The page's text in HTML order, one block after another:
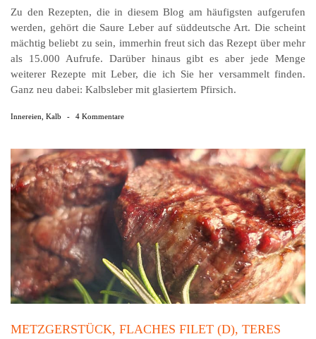
Zu den Rezepten, die in diesem Blog am häufigsten aufgerufen
werden, gehört die Saure Leber auf süddeutsche Art. Die scheint
mächtig beliebt zu sein, immerhin freut sich das Rezept über mehr
als 15.000 Aufrufe. Darüber hinaus gibt es aber jede Menge
weiterer Rezepte mit Leber, die ich Sie her versammelt finden.
Ganz neu dabei: Kalbsleber mit glasiertem Pfirsich.
Innereien Kalb - 4 Kommentare
METZGERSTÜCK, FLACHES FILET (D), TERES